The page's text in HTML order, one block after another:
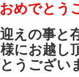
めでとう
えの事と
にお越し
うござい